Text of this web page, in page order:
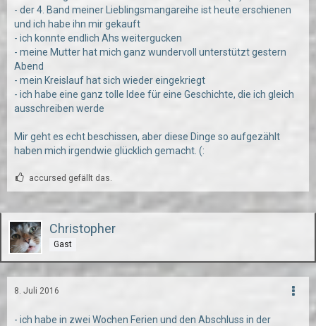
- der 4. Band meiner Lieblingsmangareihe ist heute erschienen
und ich habe ihn mir gekauft
- ich konnte endlich Ahs weitergucken
- meine Mutter hat mich ganz wundervoll unterstützt gestern
Abend
- mein Kreislauf hat sich wieder eingekriegt
- ich habe eine ganz tolle Idee für eine Geschichte, die ich gleich
ausschreiben werde
Mir geht es echt beschissen, aber diese Dinge so aufgezählt
haben mich irgendwie glücklich gemacht. (:
accursed gefällt das.
Christopher
Gast
8. Juli 2016
- ich habe in zwei Wochen Ferien und den Abschluss in der